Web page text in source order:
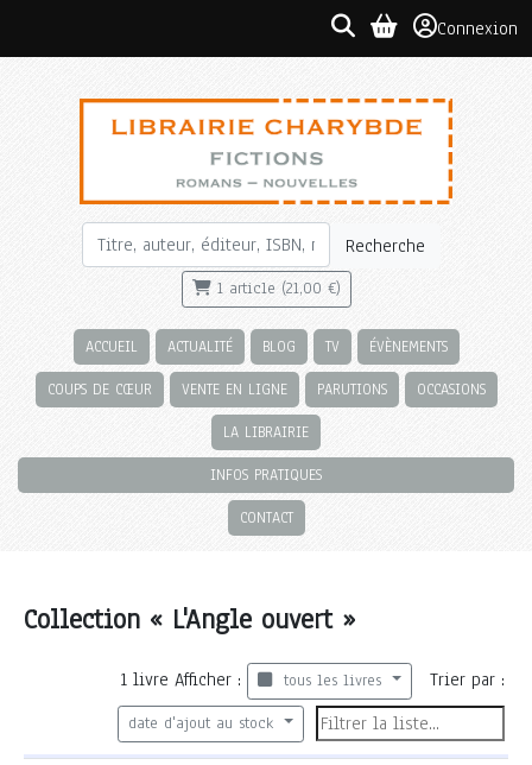
Connexion
Recherche
1 article (21,00 €)
ACCUEIL ACTUALITÉ BLOG TV ÉVÈNEMENTS
COUPS DE CŒUR VENTE EN LIGNE PARUTIONS OCCASIONS
LA LIBRAIRIE
INFOS PRATIQUES
CONTACT
Collection « L'Angle ouvert »
1 livreAfficher : tous les livres Trier par :
date d'ajout au stock